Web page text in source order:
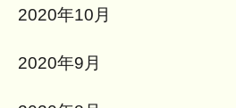
2020年10月
2020年9月